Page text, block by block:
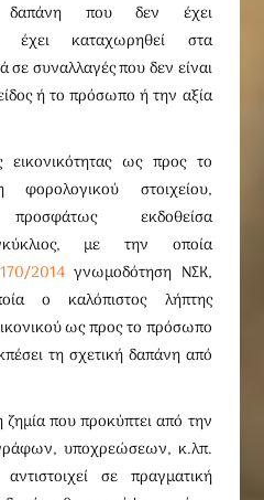
δαπάνη που δεν έχει
έχει καταχωρηθεί στα
σε συναλλαγές που δεν είναι
ή το πρόσωπο ή την αξία
ως προς το
στοιχείου,
εκδοθείσα
με την οποία
170/2014γνωμοδότηση ΝΣΚ,
ο καλόπιστος λήπτης
ως προς το πρόσωπο
τη σχετική δαπάνη από
ζημία που προκύπτει από την
υποχρεώσεων, κ.λπ.
σε πραγματική